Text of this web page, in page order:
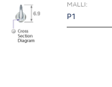
MALLI:
P1